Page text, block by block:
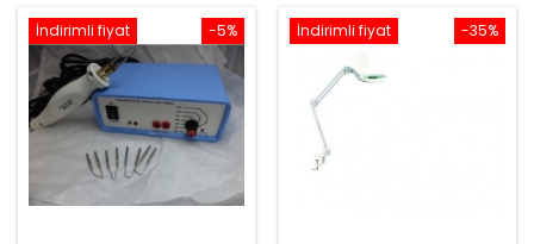
-5%
İndirimli fiyat -35%
İndirimli fiyat